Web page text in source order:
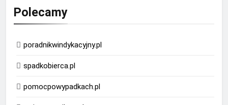
Polecamy
poradnikwindykacyjny.pl
spadkobierca.pl
pomocpowypadkach.pl